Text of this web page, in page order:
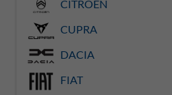
CITROEN
CUPRA
DACIA
FIAT